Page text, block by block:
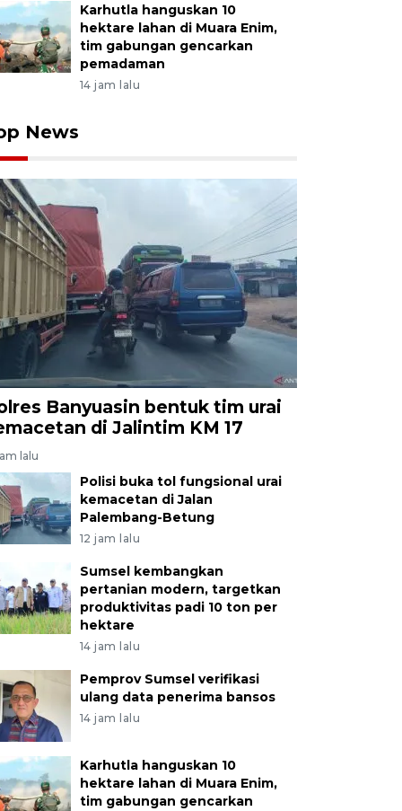
Karhutla hanguskan 10
hektare lahan di Muara Enim,
tim gabungan gencarkan
pemadaman
14 jam lalu
News
Banyuasin bentuk tim urai
di Jalintim KM 17
lalu
Polisi buka tol fungsional urai
kemacetan di Jalan
Palembang-Betung
12 jam lalu
Sumsel kembangkan
pertanian modern, targetkan
produktivitas padi 10 ton per
hektare
14 jam lalu
Pemprov Sumsel verifikasi
ulang data penerima bansos
14 jam lalu
Karhutla hanguskan 10
hektare lahan di Muara Enim,
tim gabungan gencarkan